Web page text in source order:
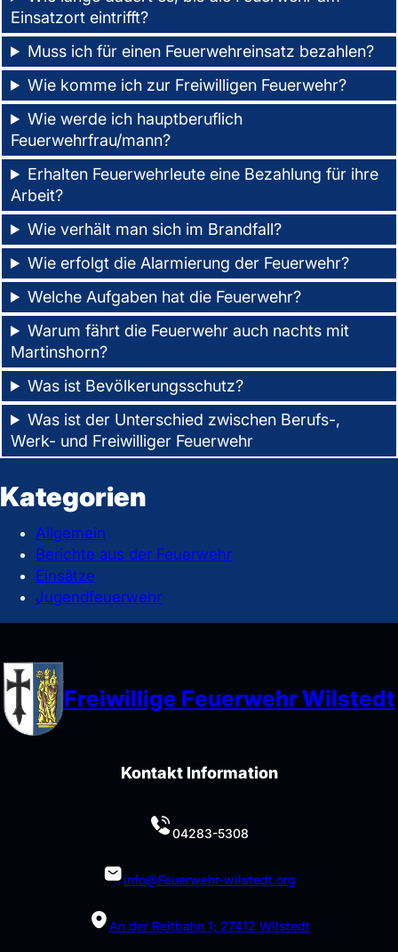
Einsatzort eintrifft?
Muss ich für einen Feuerwehreinsatz bezahlen?
Wie komme ich zur Freiwilligen Feuerwehr?
Wie werde ich hauptberuflich
Feuerwehrfrau/mann?
Erhalten Feuerwehrleute eine Bezahlung für ihre
Arbeit?
Wie verhält man sich im Brandfall?
Wie erfolgt die Alarmierung der Feuerwehr?
Welche Aufgaben hat die Feuerwehr?
Warum fährt die Feuerwehr auch nachts mit
Martinshorn?
Was ist Bevölkerungsschutz?
Was ist der Unterschied zwischen Berufs-,
Werk- und Freiwilliger Feuerwehr
Kategorien
Allgemein
Berichte aus der Feuerwehr
Einsätze
Jugendfeuerwehr
Freiwillige Feuerwehr Wilstedt
Kontakt Information
04283-5308
info@Feuerwehr-wilstedt.org
An der Reitbahn 1; 27412 Wilstedt